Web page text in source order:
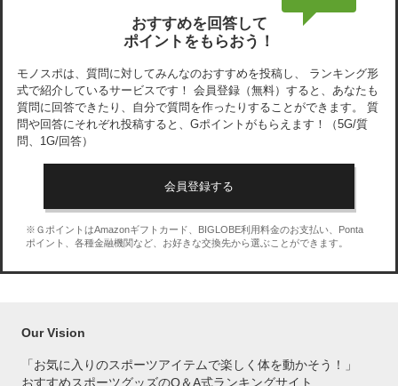
おすすめを回答して
ポイントをもらおう！
モノスポは、質問に対してみんなのおすすめを投稿し、 ランキング形
式で紹介しているサービスです！ 会員登録（無料）すると、あなたも
質問に回答できたり、自分で質問を作ったりすることができます。 質
問や回答にそれぞれ投稿すると、Gポイントがもらえます！
（5G/質
問、1G/回答）
会員登録する
※ＧポイントはAmazonギフトカード、BIGLOBE利用料金のお支払い、Ponta
ポイント、各種金融機関など、お好きな交換先から選ぶことができます。
Our Vision
「お気に入りのスポーツアイテムで楽しく体を動かそう！」
おすすめスポーツグッズのQ＆A式ランキングサイト